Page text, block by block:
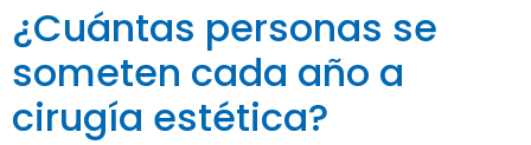
¿Cuántas personas se
someten cada año a
cirugía estética?